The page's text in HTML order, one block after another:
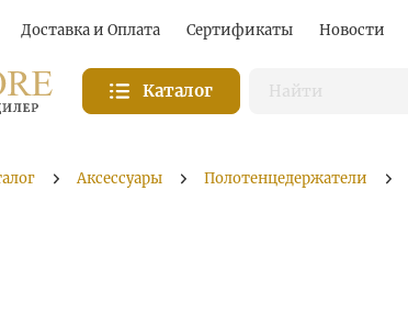
Доставка и Оплата Сертификаты Новости
Каталог
Аксессуары Полотенцедержатели